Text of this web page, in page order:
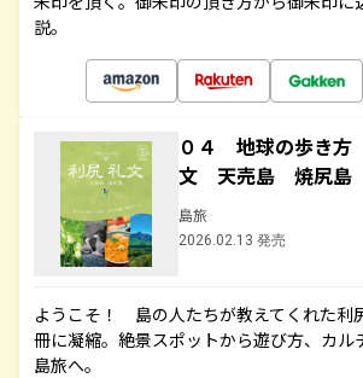
説。
０４ 地球の歩き
文 天売島 焼尻島
島旅
2026.02.13 発売
ようこそ！ 島の人たちが教えてくれた利
冊に凝縮。絶景スポットから遊び方、カル
島旅へ。